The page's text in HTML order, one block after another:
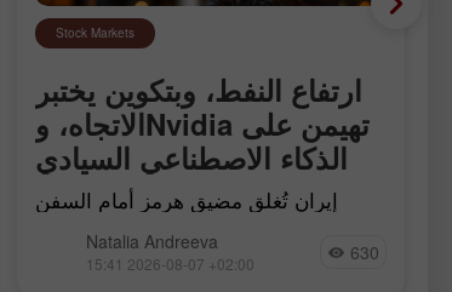
Stock Markets
ارتفاع النفط، وبتكوين يختبر
الاتجاه، وNvidia تهيمن على
الذكاء الاصطناعي السيادي
إيران تُغلق مضيق هرمز أمام السفن
هابط، وNvidia تُسيطر على 92% من
سوق الذكاء الاصطناعي السيادي،
Natalia Andreeva
15:41 2026-08-07 +02:00 630